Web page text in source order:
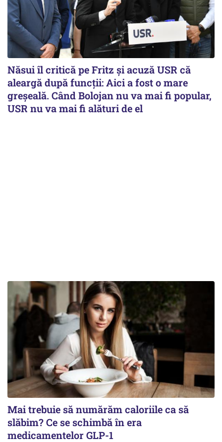
Năsui îl critică pe Fritz și acuză USR că
aleargă după funcții: Aici a fost o mare
greșeală. Când Bolojan nu va mai fi popular,
USR nu va mai fi alături de el
Mai trebuie să numărăm caloriile ca să
slăbim? Ce se schimbă în era
medicamentelor GLP-1